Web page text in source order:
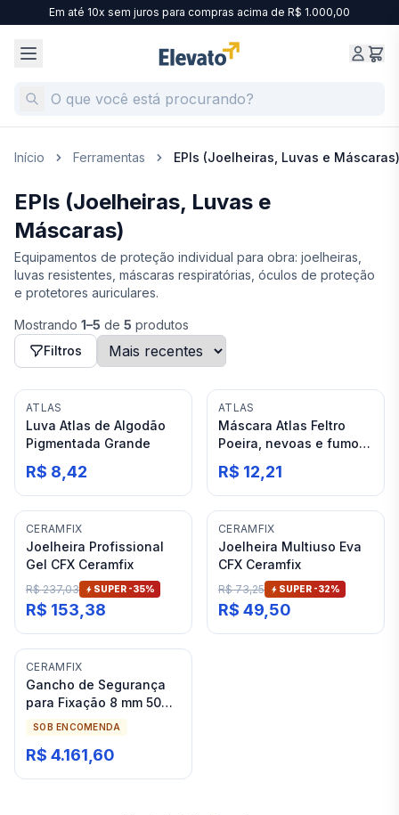
Em até 10x sem juros para compras acima de R$ 1.000,00
Início Ferramentas EPIs (Joelheiras, Luvas e Máscaras)
EPIs (Joelheiras, Luvas e
Máscaras)
Equipamentos de proteção individual para obra: joelheiras,
luvas resistentes, máscaras respiratórias, óculos de proteção
e protetores auriculares.
Mostrando 1–5 de 5 produtos
Filtros
ATLAS
Luva Atlas de Algodão
Pigmentada Grande
R$ 8,42
ATLAS
Máscara Atlas Feltro
Poeira, nevoas e fumos
Pff2 AT2600
R$ 12,21
CERAMFIX
Joelheira Profissional
Gel CFX Ceramfix
R$ 237,03 SUPER -35%
R$ 153,38
CERAMFIX
Joelheira Multiuso Eva
CFX Ceramfix
R$ 73,25 SUPER -32%
R$ 49,50
CERAMFIX
Gancho de Segurança
para Fixação 8 mm 50
Peças Ceramfix Rai-Fix
SOB ENCOMENDA
R$ 4.161,60